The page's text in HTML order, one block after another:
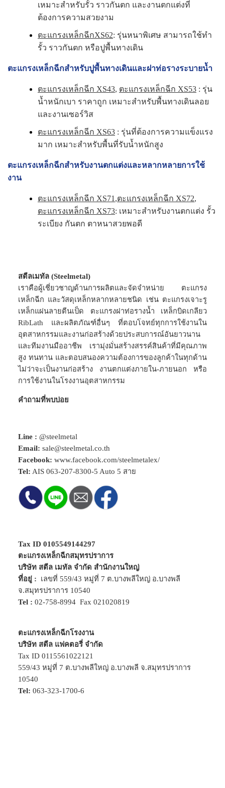
เหมาะสำหรับรั้ว ราวกันตก และงานตกแต่งที่
ต้องการความสวยงาม
ตะแกรงเหล็กฉีกXS62: รุ่นหนาพิเศษ สามารถใช้ทำ
รั้ว ราวกันตก หรือปูพื้นทางเดิน
ตะแกรงเหล็กฉีกสำหรับปูพื้นทางเดินและฝาท่อรางระบายน้ำ
ตะแกรงเหล็กฉีก XS43, ตะแกรงเหล็กฉีก XS53 : รุ่น
น้ำหนักเบา ราคาถูก เหมาะสำหรับพื้นทางเดินลอย
และงานเซอร์วิส
ตะแกรงเหล็กฉีก XS63 : รุ่นที่ต้องการความแข็งแรง
มาก เหมาะสำหรับพื้นที่รับน้ำหนักสูง
ตะแกรงเหล็กฉีกสำหรับงานตกแต่งและหลากหลายการใช้
งาน
ตะแกรงเหล็กฉีก XS71 ,ตะแกรงเหล็กฉีก XS72,
ตะแกรงเหล็กฉีก XS73: เหมาะสำหรับงานตกแต่ง รั้ว
ระเบียง กันตก ตาหนาสวยพอดี
สตีลเมทัล (Steelmetal)
เราคือผู้เชี่ยวชาญด้านการผลิตและจัดจำหน่าย ตะแกรง
เหล็กฉีก และวัสดุเหล็กหลากหลายชนิด เช่น ตะแกรงเจาะรู
เหล็กแผ่นลายตีนเป็ด ตะแกรงฝาท่อรางน้ำ เหล็กบิดเกลียว
RibLath และผลิตภัณฑ์อื่นๆ ที่ตอบโจทย์ทุกการใช้งานใน
อุตสาหกรรมและงานก่อสร้างด้วยประสบการณ์อันยาวนาน
และทีมงานมืออาชีพ เรามุ่งมั่นสร้างสรรค์สินค้าที่มีคุณภาพ
สูง ทนทาน และตอบสนองความต้องการของลูกค้าในทุกด้าน
ไม่ว่าจะเป็นงานก่อสร้าง งานตกแต่งภายใน-ภายนอก หรือ
การใช้งานในโรงงานอุตสาหกรรม
คำถามที่พบบ่อย
Line : @steelmetal
Email: sale@steelmetal.co.th
Facebook: www.facebook.com/steelmetalex/
Tel: AIS 063-207-8300-5 Auto 5 สาย
Tax ID 0105549144297
ตะแกรงเหล็กฉีกสมุทรปราการ
บริษัท สตีล เมทัล จำกัด สำนักงานใหญ่
ที่อยู่ :
เลขที่ 559/43 หมู่ที่ 7 ต.บางพลีใหญ่ อ.บางพลี
จ.สมุทรปราการ 10540
Tel : 02-758-8994Fax 021020819
ตะแกรงเหล็กฉีกโรงงาน
บริษัท สตีล แฟคตอรี่ จำกัด
Tax ID 0115561022121
559/43 หมู่ที่ 7 ต.บางพลีใหญ่ อ.บางพลี จ.สมุทรปราการ
10540
Tel: 063-323-1700-6